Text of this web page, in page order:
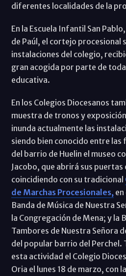
diferentes localidades de la
En la Escuela Infantil San
de Paúl, el cortejo procesional
instalaciones del colegio,
gran acogida por parte de
educativa.
En los Colegios Diocesanos
muestra de tronos y
inunda actualmente las
siendo bien conocido entre las
del barrio de Huelin el museo
Jacobo, que abrirá sus puertas
coincidiendo con su tradicional
de Marchas Procesionales,
Banda de Música de Nuestra
la Congregación de Mena; y la
Tambores de Nuestra Señora
del popular barrio del Perchel.
esta actividad el Colegio
Oria el lunes 18 de marzo, con